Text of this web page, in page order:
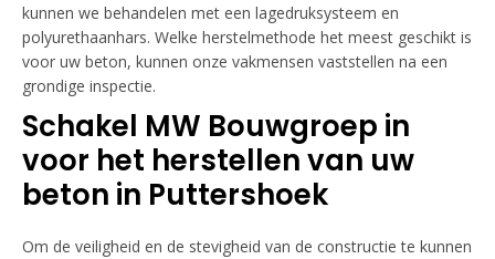
kunnen we behandelen met een lagedruksysteem en
polyurethaanhars. Welke herstelmethode het meest geschikt is
voor uw beton, kunnen onze vakmensen vaststellen na een
grondige inspectie.
Schakel MW Bouwgroep in
voor het herstellen van uw
beton in Puttershoek
Om de veiligheid en de stevigheid van de constructie te kunnen